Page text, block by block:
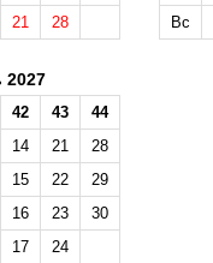
21 28
Вс
42 43
44
14 21
28
15 22
29
16 23
30
17 24